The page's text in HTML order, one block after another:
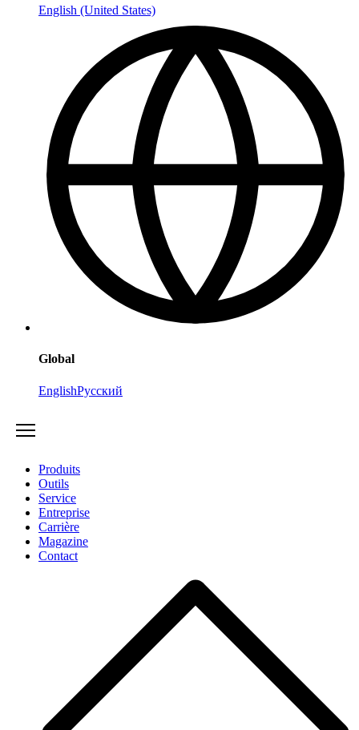
English (United States)
Global
EnglishРусский
Produits
Outils
Service
Entreprise
Carrière
Magazine
Contact